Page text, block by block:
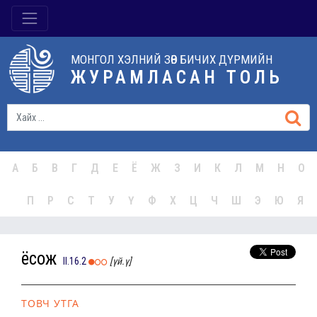
МОНГОЛ ХЭЛНИЙ ЗӨВ БИЧИХ ДҮРМИЙН
ЖУРАМЛАСАН ТОЛЬ
А Б В Г Д Е Ё Ж З И К Л М Н О
П Р С Т У Ү Ф Х Ц Ч Ш Э Ю Я
ёсож II.16.2 [үй.ү]
ТОВЧ УТГА